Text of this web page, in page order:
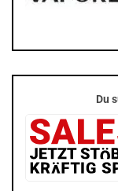
Du